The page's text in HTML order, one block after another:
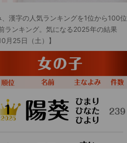
漢字の人気ランキングを1位から100位
ランキング。気になる2025年の結果
月25日（土）】